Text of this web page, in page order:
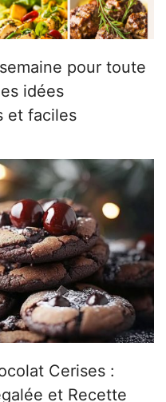
pour toute
idées
et faciles
Cerises :
et Recette